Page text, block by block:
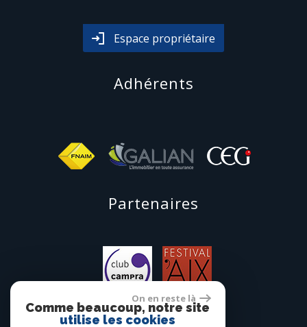
Espace propriétaire
adhérents
partenaires
On en reste là
Comme beaucoup, notre site
utilise les cookies